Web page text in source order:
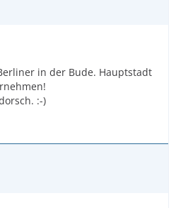
in der Bude. Hauptstadt
:-)